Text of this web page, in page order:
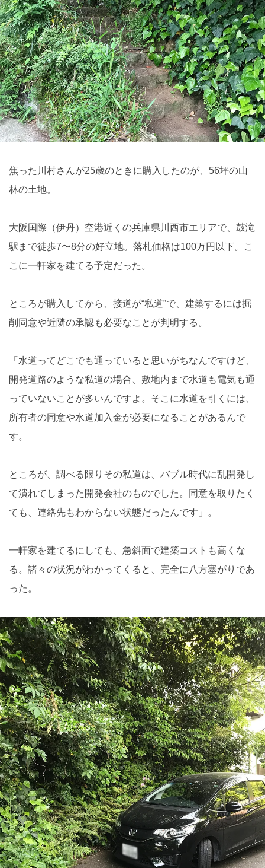
焦った川村さんが25歳のときに購入したのが、56坪の山
林の土地。
大阪国際（伊丹）空港近くの兵庫県川西市エリアで、鼓滝
駅まで徒歩7〜8分の好立地。落札価格は100万円以下。こ
こに一軒家を建てる予定だった。
ところが購入してから、接道が“私道”で、建築するには掘
削同意や近隣の承認も必要なことが判明する。
「水道ってどこでも通っていると思いがちなんですけど、
開発道路のような私道の場合、敷地内まで水道も電気も通
っていないことが多いんですよ。そこに水道を引くには、
所有者の同意や水道加入金が必要になることがあるんで
す。
ところが、調べる限りその私道は、バブル時代に乱開発し
て潰れてしまった開発会社のものでした。同意を取りたく
ても、連絡先もわからない状態だったんです」。
一軒家を建てるにしても、急斜面で建築コストも高くな
る。諸々の状況がわかってくると、完全に八方塞がりであ
った。